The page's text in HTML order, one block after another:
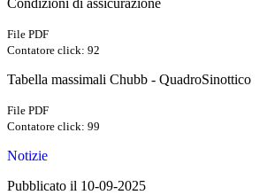
Condizioni di assicurazione
File PDF
Contatore click: 92
Tabella massimali Chubb - QuadroSinottico
File PDF
Contatore click: 99
Notizie
Pubblicato il 10-09-2025